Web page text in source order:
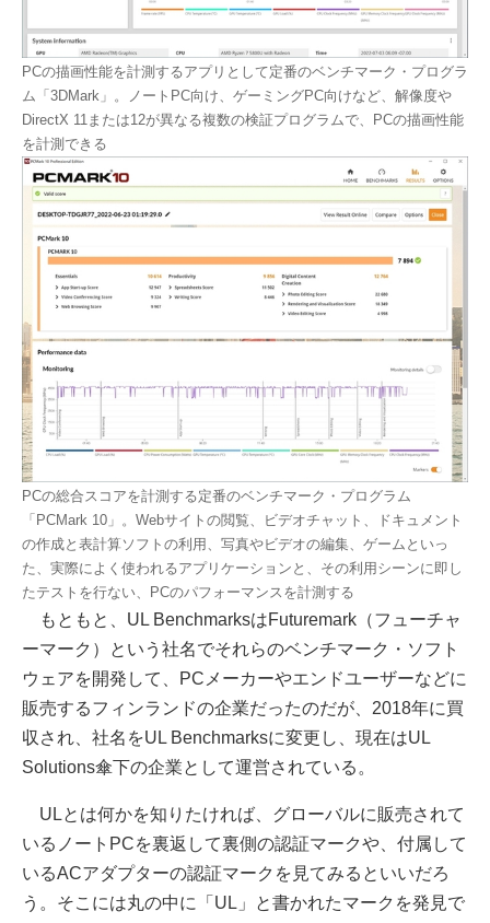
PCの描画性能を計測するアプリとして定番のベンチマーク・プログラ
ム「3DMark」。ノートPC向け、ゲーミングPC向けなど、解像度や
DirectX 11または12が異なる複数の検証プログラムで、PCの描画性能
を計測できる
PCの総合スコアを計測する定番のベンチマーク・プログラム
「PCMark 10」。Webサイトの閲覧、ビデオチャット、ドキュメント
の作成と表計算ソフトの利用、写真やビデオの編集、ゲームといっ
た、実際によく使われるアプリケーションと、その利用シーンに即し
たテストを行ない、PCのパフォーマンスを計測する
もともと、UL BenchmarksはFuturemark（フューチャ
ーマーク）という社名でそれらのベンチマーク・ソフト
ウェアを開発して、PCメーカーやエンドユーザーなどに
販売するフィンランドの企業だったのだが、2018年に買
収され、社名をUL Benchmarksに変更し、現在はUL
Solutions傘下の企業として運営されている。
ULとは何かを知りたければ、グローバルに販売されて
いるノートPCを裏返して裏側の認証マークや、付属して
いるACアダプターの認証マークを見てみるといいだろ
う。そこには丸の中に「UL」と書かれたマークを発見で